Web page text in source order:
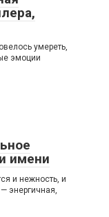
умереть,
эмоции
имени
и нежность, и
энергичная,